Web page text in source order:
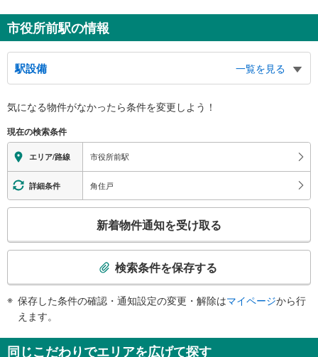
市役所前駅の情報
駅設備
一覧を見る
※段差なしでの移動経路
地上⇔ホーム：○
スロープ
・ホーム⇔地上
気になる物件がなかったら条件を変更しよう！
現在の検索条件
エリア/路線 市役所前駅
詳細条件 角住戸
検
知
新着物件通知を受け取る
検索条件を保存する
保存した条件の確認・通知設定の変更・解除はマイページから行
えます。
同じこだわりでエリアを広げて探す